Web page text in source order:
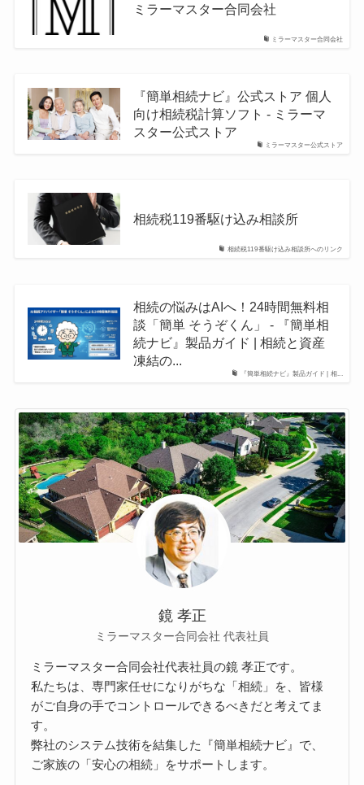
ミラーマスター合同会社
ミラーマスター合同会社
ミラーマスター公式ストア
『簡単相続ナビ』公式ストア 個人
向け相続税計算ソフト - ミラーマ
スター公式ストア
相続税119番駆け込み相談所へのリンク
相続税119番駆け込み相談所
『簡単相続ナビ』製品ガイド | 相...
相続の悩みはAIへ！24時間無料相
談「簡単 そうぞくん」 - 『簡単相
続ナビ』製品ガイド | 相続と資産
凍結の...
鏡 孝正
ミラーマスター合同会社 代表社員
ミラーマスター合同会社代表社員の鏡 孝正です。
私たちは、専門家任せになりがちな「相続」を、皆様
がご自身の手でコントロールできるべきだと考えてま
す。
弊社のシステム技術を結集した『簡単相続ナビ』で、
ご家族の「安心の相続」をサポートします。